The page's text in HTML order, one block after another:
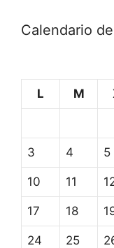
Calendario
L
M
3 4 5
10 11
17 18
24 25